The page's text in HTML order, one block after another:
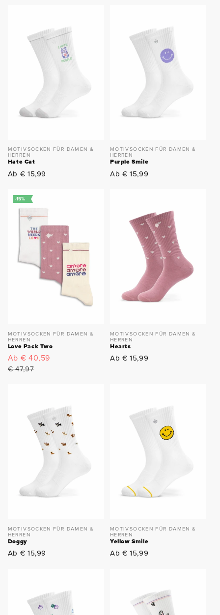
MOTIVSOCKEN FÜR DAMEN &
HERREN
Hate Cat
Normaler
Ab € 15,99
MOTIVSOCKEN FÜR DAMEN &
HERREN
Purple Smile
Normaler
Ab € 15,99
-15%
MOTIVSOCKEN FÜR DAMEN &
HERREN
Love Pack Two
Verkaufspreis
Ab € 40,59
€ 47,97
MOTIVSOCKEN FÜR DAMEN &
HERREN
Hearts
Normaler
Ab € 15,99
MOTIVSOCKEN FÜR DAMEN &
HERREN
Doggy
Normaler
Ab € 15,99
MOTIVSOCKEN FÜR DAMEN &
HERREN
Yellow Smile
Normaler
Ab € 15,99